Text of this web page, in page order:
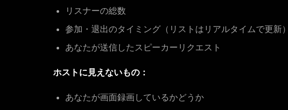
リスナーの総数
参加・退出のタイミング（リストはリアルタイムで更新）
あなたが送信したスピーカーリクエスト
ホストに見えないもの：
あなたが画面録画しているかどうか